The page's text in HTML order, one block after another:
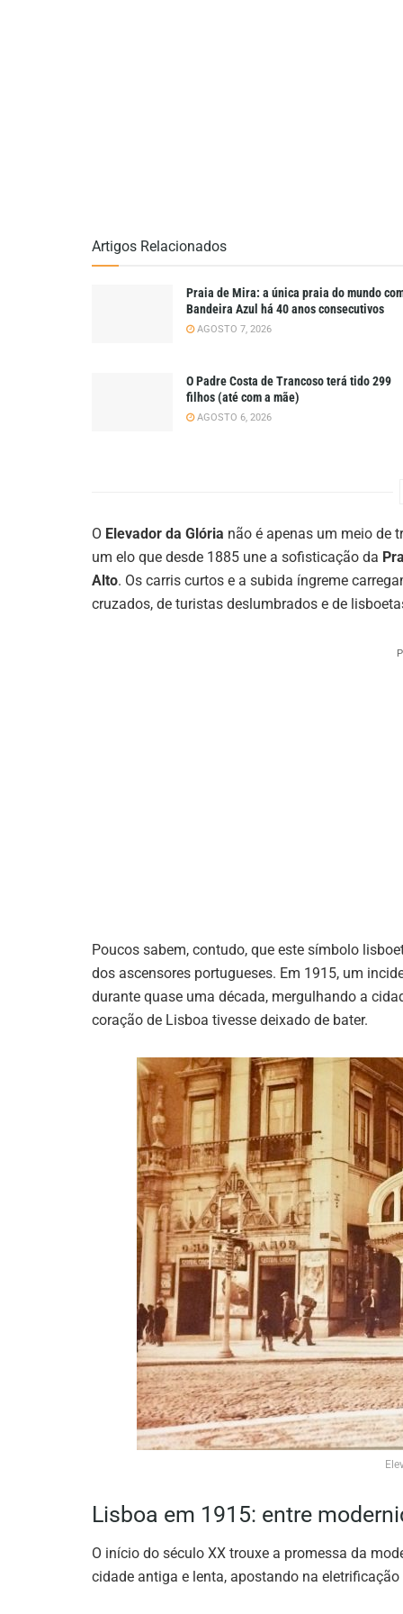
Artigos Relacionados
Praia de Mira: a única praia do mundo
Bandeira Azul há 40 anos consecutivos
AGOSTO 7, 2026
O Padre Costa de Trancoso terá tido 299
filhos (até com a mãe)
AGOSTO 6, 2026
O Elevador da Glória não é apenas um meio de
um elo que desde 1885 une a sofisticação da
Alto. Os carris curtos e a subida íngreme
cruzados, de turistas deslumbrados e de
Poucos sabem, contudo, que este símbolo
dos ascensores portugueses. Em 1915, um
durante quase uma década, mergulhando a
coração de Lisboa tivesse deixado de bater.
Lisboa em 1915: entre
O início do século XX trouxe a promessa da
cidade antiga e lenta, apostando na